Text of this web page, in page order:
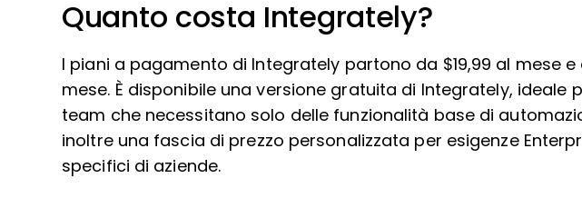
Quanto costa Integrately?
I piani a pagamento di Integrately partono da $19,99 al mese
mese. È disponibile una versione gratuita di Integrately, ideale
team che necessitano solo delle funzionalità base di
inoltre una fascia di prezzo personalizzata per esigenze
specifici di aziende.